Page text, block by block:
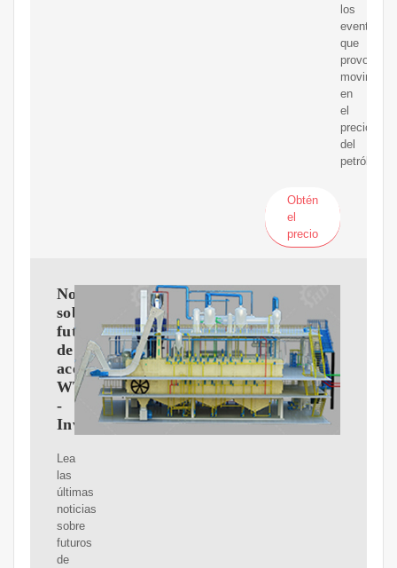
los
eventos
que
provocan
en
el
precio
del
petróleo.
Obtén
el
precio
Noticias
sobre
futuros
de
aceitecrudo
WTI
-
Investing.com
Lea
las
últimas
noticias
sobre
futuros
de